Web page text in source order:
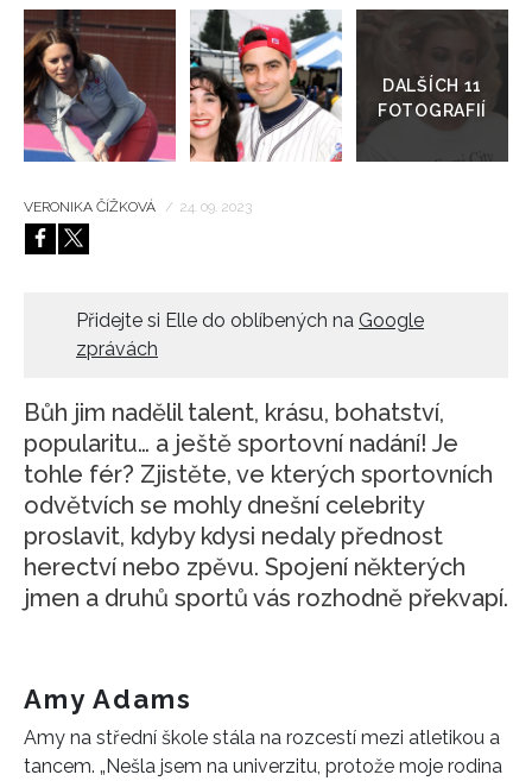
HOME
galerie
VERONIKA ČÍŽKOVÁ / 24. 09. 2023
Přidejte si Elle do oblíbených na Google
zprávách
Bůh jim nadělil talent, krásu, bohatství,
popularitu… a ještě sportovní nadání! Je
tohle fér? Zjistěte, ve kterých sportovních
odvětvích se mohly dnešní celebrity
proslavit, kdyby kdysi nedaly přednost
herectví nebo zpěvu. Spojení některých
jmen a druhů sportů vás rozhodně překvapí.
Amy Adams
Amy na střední škole stála na rozcestí mezi atletikou a
tancem. „Nešla jsem na univerzitu, protože moje rodina